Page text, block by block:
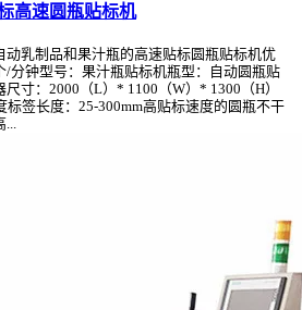
高速圆瓶贴标机
乳制品和果汁瓶的高速贴标圆瓶贴标机优
/分钟型号：果汁瓶贴标机瓶型：自动圆瓶贴
寸：2000（L）* 1100（W）* 1300（H）
标签长度：25-300mm高贴标速度的圆瓶不干